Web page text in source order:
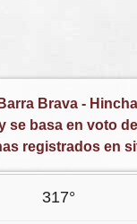
Brava -
se basa en voto
registrados en
317°